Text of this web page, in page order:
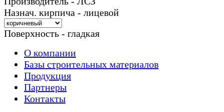
Назнач. кирпича - лицевой
Поверхность - гладкая
О компании
Базы строительных материалов
Продукция
Партнеры
Контакты